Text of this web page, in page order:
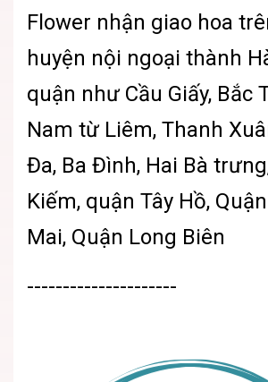
Flower nhận giao hoa
huyện nội ngoại thành
quận như Cầu Giấy, Bắc
Nam từ Liêm, Thanh
Đa, Ba Đình, Hai Bà
Kiếm, quận Tây Hồ,
Mai, Quận Long Biên
---------------------